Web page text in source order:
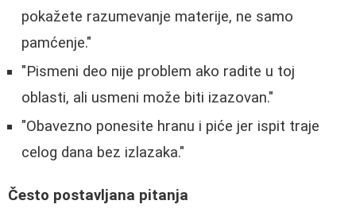
pokažete razumevanje materije, ne samo
pamćenje."
"Pismeni deo nije problem ako radite u toj
oblasti, ali usmeni može biti izazovan."
"Obavezno ponesite hranu i piće jer ispit traje
celog dana bez izlazaka."
Često postavljana pitanja